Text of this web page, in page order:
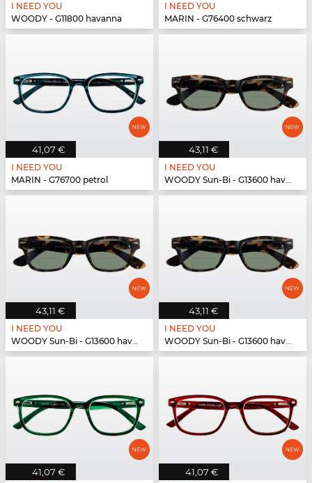
I NEED YOU
WOODY - G11800 havanna
I NEED YOU
MARIN - G76400 schwarz
41,07 €
I NEED YOU
MARIN - G76700 petrol
43,11 €
I NEED YOU
WOODY Sun-Bi - G13600 havanna
43,11 €
I NEED YOU
WOODY Sun-Bi - G13600 havanna
43,11 €
I NEED YOU
WOODY Sun-Bi - G13600 havanna
41,07 € 41,07 €